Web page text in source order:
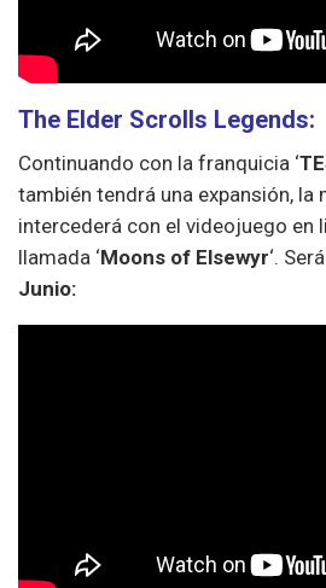
The Elder Scrolls Legends:
Continuando con la franquicia ‘
también tendrá una expansión, la
intercederá con el videojuego en
llamada ‘Moons of Elsewyr‘.
Junio: